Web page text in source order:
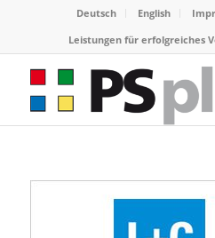
Deutsch English
Leistungen für erfolgreiches